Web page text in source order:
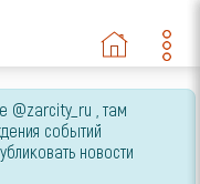
@zarcity_ru , там
событий
новости